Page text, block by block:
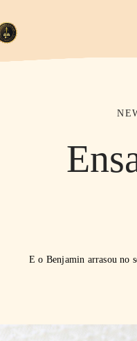
E o Benjamin arrasou no